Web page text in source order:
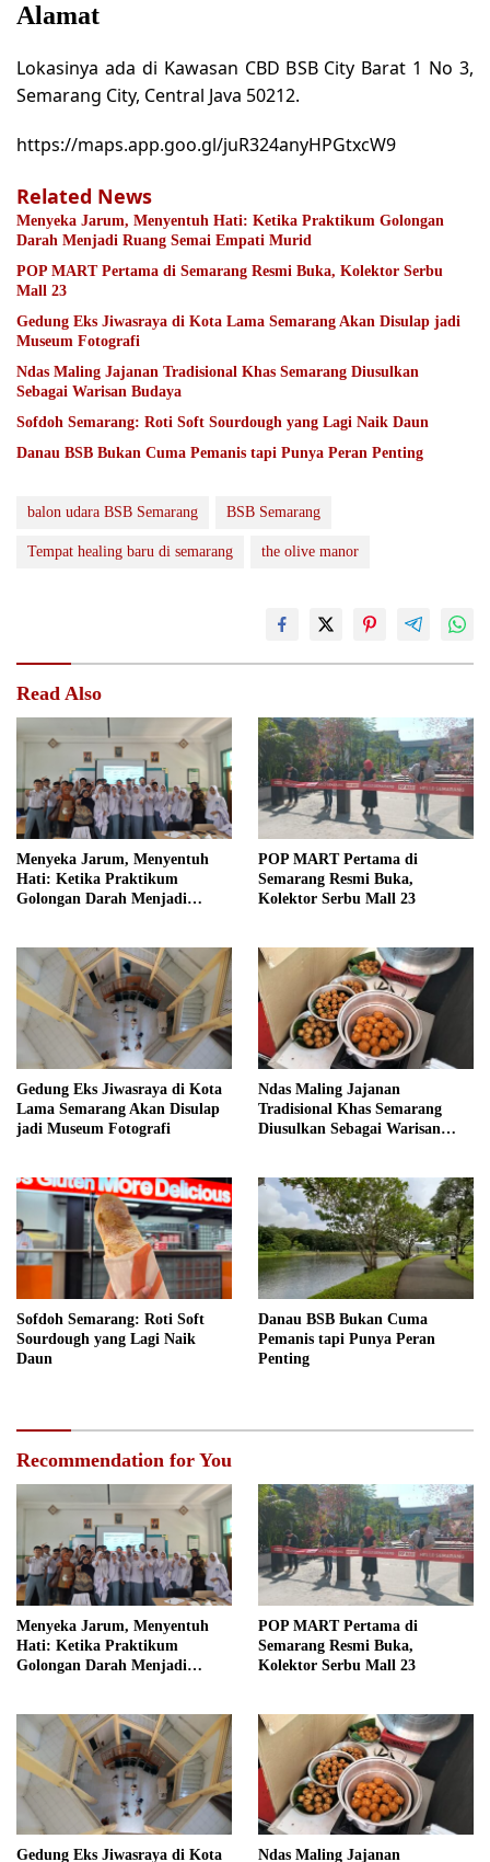
Alamat
Lokasinya ada di Kawasan CBD BSB City Barat 1 No 3,
Semarang City, Central Java 50212.
https://maps.app.goo.gl/juR324anyHPGtxcW9
Related News
Menyeka Jarum, Menyentuh Hati: Ketika Praktikum Golongan
Darah Menjadi Ruang Semai Empati Murid
POP MART Pertama di Semarang Resmi Buka, Kolektor Serbu
Mall 23
Gedung Eks Jiwasraya di Kota Lama Semarang Akan Disulap jadi
Museum Fotografi
Ndas Maling Jajanan Tradisional Khas Semarang Diusulkan
Sebagai Warisan Budaya
Sofdoh Semarang: Roti Soft Sourdough yang Lagi Naik Daun
Danau BSB Bukan Cuma Pemanis tapi Punya Peran Penting
balon udara BSB Semarang BSB Semarang
Tempat healing baru di semarang the olive manor
Read Also
Menyeka Jarum, Menyentuh
Hati: Ketika Praktikum
Golongan Darah Menjadi
POP MART Pertama di
Semarang Resmi Buka,
Kolektor Serbu Mall 23
Gedung Eks Jiwasraya di Kota
Lama Semarang Akan Disulap
jadi Museum Fotografi
Ndas Maling Jajanan
Tradisional Khas Semarang
Diusulkan Sebagai Warisan
Sofdoh Semarang: Roti Soft
Sourdough yang Lagi Naik
Daun
Danau BSB Bukan Cuma
Pemanis tapi Punya Peran
Penting
Recommendation for You
Menyeka Jarum, Menyentuh
Hati: Ketika Praktikum
Golongan Darah Menjadi
POP MART Pertama di
Semarang Resmi Buka,
Kolektor Serbu Mall 23
Gedung Eks Jiwasraya di Kota Ndas Maling Jajanan